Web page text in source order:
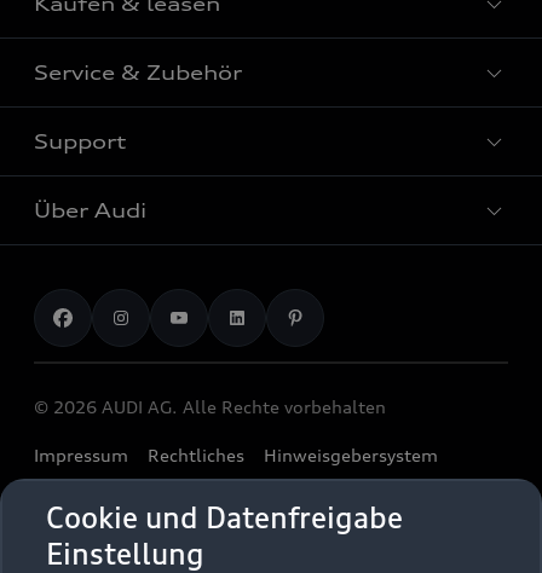
Cookie und Datenfreigabe
Einstellung
Alle Modelle
Modelle vergleichen
Elektromodelle
Plug-in-Hybride
Neuwagensuche
Gebrauchtwagensuche
Gebrauchtwagen
Geschäftskunden
Service & Zubehör
Saisonale Angebote
Audi Services
Garantie
Audi digital services
myAudi
Support
Kundenservice
Audi Code
Häufige Fragen (FAQ)
Audi Online Beratung
Online-Terminvereinbarung
Servicekontakt
Bordbuch & Bedienungsanleitungen
Über Audi
Unternehmen
Karriere
Datenschutz
Audi erleben
© 2026 AUDI AG. Alle Rechte vorbehalten
Impressum Rechtliches
Hinweisgebersystem
Cookie-Richtlinie
Barrierefreiheit
Digital Services Act